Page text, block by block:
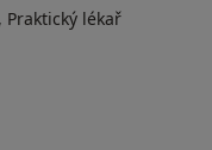
lékař